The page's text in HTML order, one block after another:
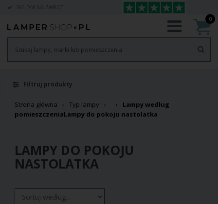
366 DNI NA ZWROT
0
Filtruj produkty
Strona główna Typ lampy
Lampy według
pomieszczeniaLampy do pokoju nastolatka
LAMPY DO POKOJU
NASTOLATKA